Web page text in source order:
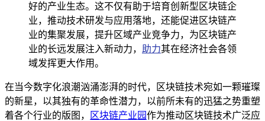
好的产业生态。这不仅有助于培育创新型区块链企
业，推动技术研发与应用落地，还能促进区块链产
业的集聚发展，提升区域产业竞争力，为区块链产
业的长远发展注入新动力， 助力其在经济社会各领
域发挥更大作用。
在当今数字化浪潮汹涌澎湃的时代，区块链技术宛如一颗璀璨
的新星，以其独有的革命性潜力，以前所未有的迅猛之势重塑
着各个行业的版图，
区块链产业园作为推动区块链技术广泛应